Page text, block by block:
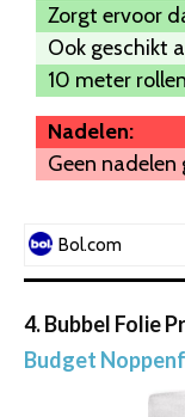
Zorgt ervoor
Ook geschikt
10 meter rollen
Nadelen:
Geen nadelen
Bol.com
4. Bubbel Folie
Budget